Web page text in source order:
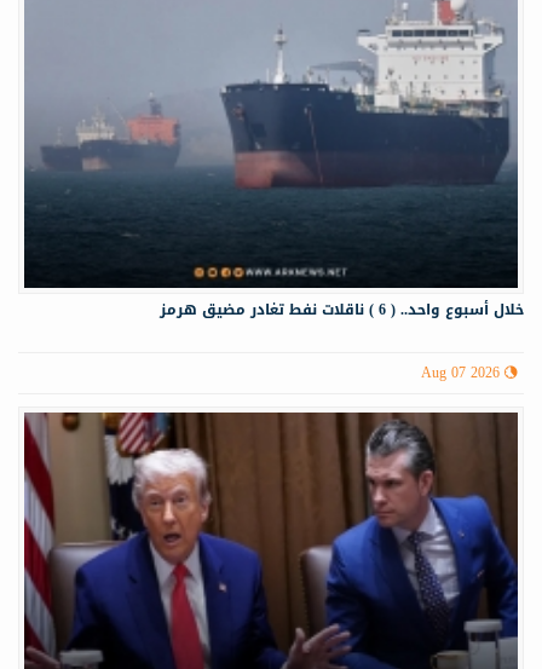
خلال أسبوع واحد.. ( 6 ) ناقلات نفط تغادر مضيق هرمز
Aug 07 2026